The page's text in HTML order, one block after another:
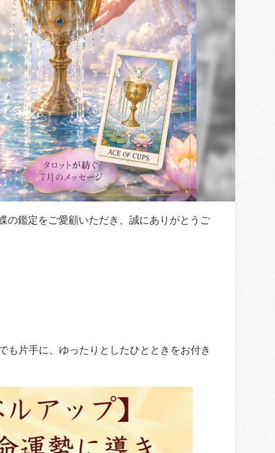
の鑑定をご愛顧いただき、誠にありがとうご
も片手に、ゆったりとしたひとときをお付き